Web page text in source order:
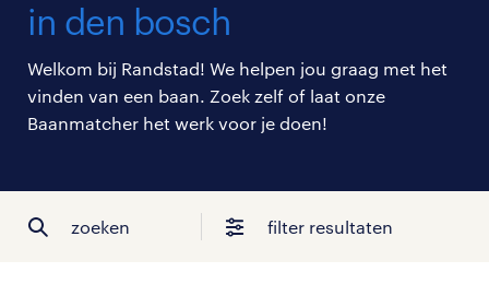
mijn carrière
over randstad
in den bosch
Welkom bij Randstad! We helpen jou graag met het
vinden van een baan. Zoek zelf of laat onze
Baanmatcher het werk voor je doen!
zoeken filter resultaten